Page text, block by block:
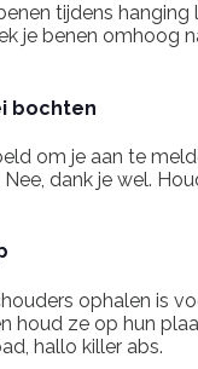
tijdens
je benen omhoog
bochten
om je aan te
dank je wel.
ophalen is
houd ze op hun
hallo killer abs.